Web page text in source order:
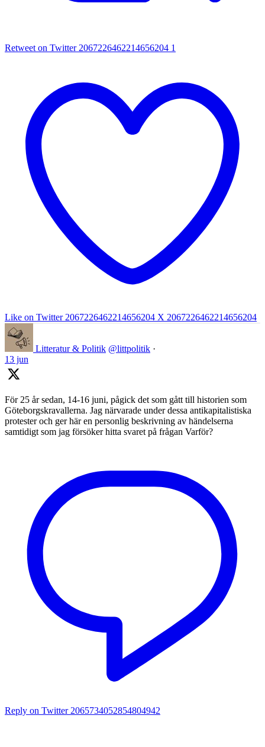
Retweet on Twitter 2067226462214656204 1
Like on Twitter 2067226462214656204 X 2067226462214656204
Litteratur & Politik @littpolitik ·
13 jun
För 25 år sedan, 14-16 juni, pågick det som gått till historien som
Göteborgskravallerna. Jag närvarade under dessa antikapitalistiska
protester och ger här en personlig beskrivning av händelserna
samtidigt som jag försöker hitta svaret på frågan Varför?
Reply on Twitter 2065734052854804942